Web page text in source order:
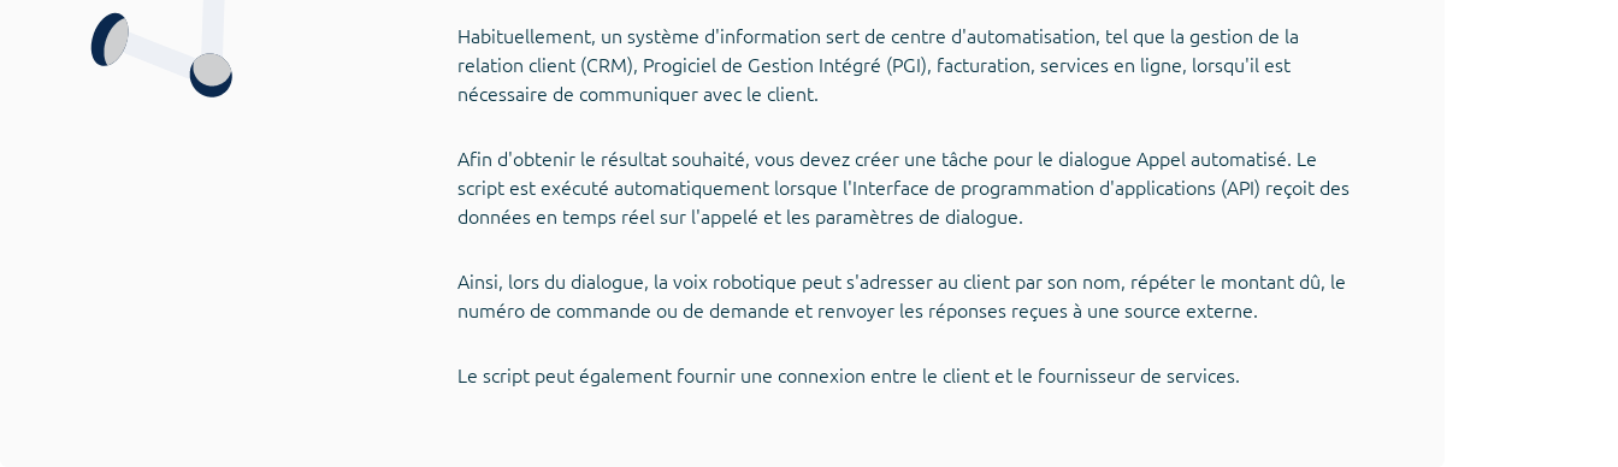
Habituellement, un système d'information sert de centre d'automatisation, tel que la gestion de la
relation client (CRM), Progiciel de Gestion Intégré (PGI), facturation, services en ligne, lorsqu'il est
nécessaire de communiquer avec le client.
Afin d'obtenir le résultat souhaité, vous devez créer une tâche pour le dialogue Appel automatisé. Le
script est exécuté automatiquement lorsque l'Interface de programmation d'applications (API) reçoit des
données en temps réel sur l'appelé et les paramètres de dialogue.
Ainsi, lors du dialogue, la voix robotique peut s'adresser au client par son nom, répéter le montant dû, le
numéro de commande ou de demande et renvoyer les réponses reçues à une source externe.
Le script peut également fournir une connexion entre le client et le fournisseur de services.